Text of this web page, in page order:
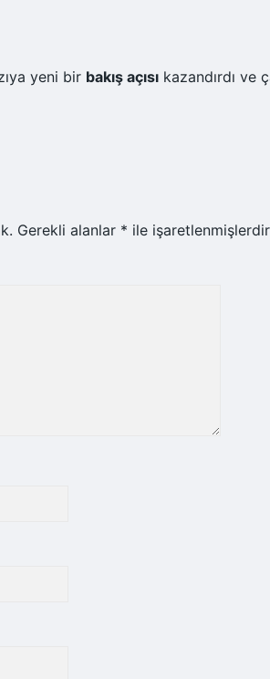
yeni bir bakış açısı kazandırdı ve
Gerekli alanlar * ile işaretlenmişlerdir